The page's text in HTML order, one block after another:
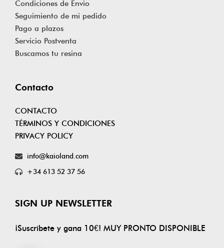
SIGN UP NEWSLETTER
¡Suscríbete y gana 10€! MUY PRONTO DISPONIBLE
Contacto
CONTACTO
TÉRMINOS Y CONDICIONES
PRIVACY POLICY
info@kaioland.com
+34 613 52 37 56
Condiciones de Envio
Seguimiento de mi pedido
Pago a plazos
Servicio Postventa
Buscamos tu resina